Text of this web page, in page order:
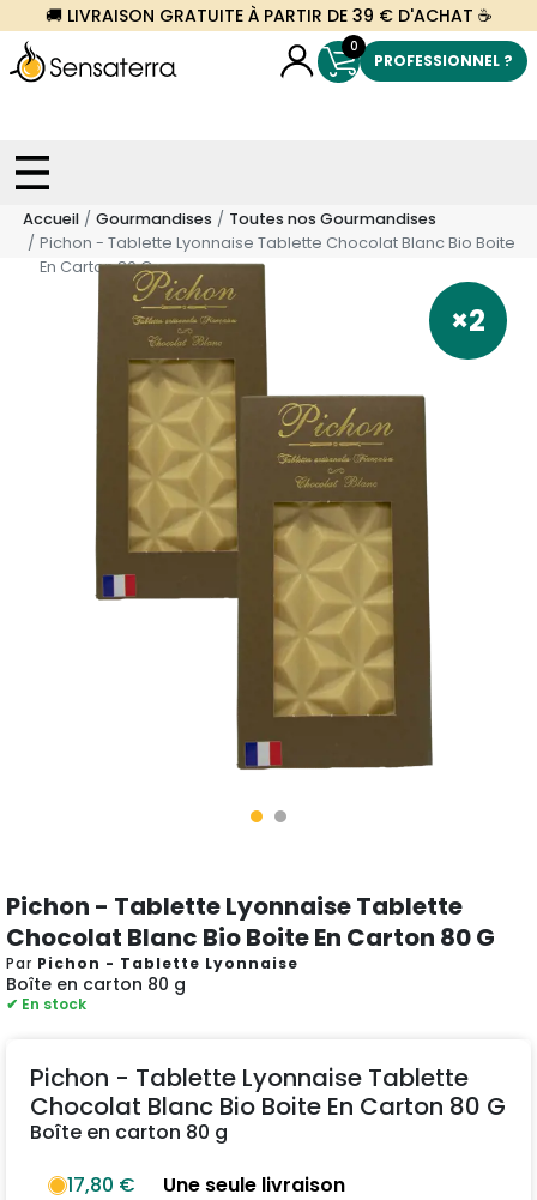
🚚 LIVRAISON GRATUITE À PARTIR DE 39 € D'ACHAT ☕
0
PROFESSIONNEL ?
Accueil Gourmandises
Toutes nos Gourmandises
Pichon - Tablette Lyonnaise Tablette Chocolat Blanc Bio Boite
En Carton 80 G
×2
Pichon - Tablette Lyonnaise Tablette
Chocolat Blanc Bio Boite En Carton 80 G
Par Pichon - Tablette Lyonnaise
Boîte en carton 80 g
✔ En stock
Pichon - Tablette Lyonnaise Tablette
Chocolat Blanc Bio Boite En Carton 80 G
Boîte en carton 80 g
17,80 €
Une seule livraison